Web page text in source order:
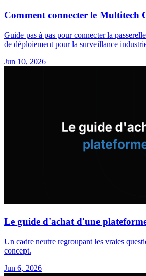
Comment connecter le Multitech
Guide pas à pas pour connecter la
de déploiement pour la surveillance
Jun 10, 2026
Le guide d'achat d'une
Un cadre neutre regroupant les vraies
concept.
Jun 6, 2026